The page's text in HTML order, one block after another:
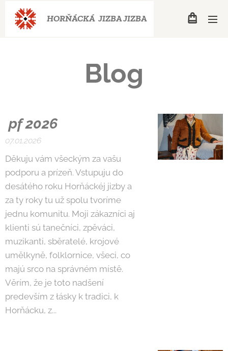
HORŇÁCKÁ JIZBAJIZBA
Blog
pf 2026
07.01.2026
Děkuju vám všeckým za vašu
podporu a prízeň. Vstupuju do
desátého roku Horňáckéj jizby a
za ty roky tu už spolu tvoríme
jednu komunitu. Moji zákazníci aj
klienti sú tanečníci, zpěváci,
muzikanti, sběratelé, krojové
umělkyně, folklornice, všeci, co
majú srco na správném místě.
Věrím, že je toto nadšení
predevším z łásky k tradici, k
Horňácku, z...